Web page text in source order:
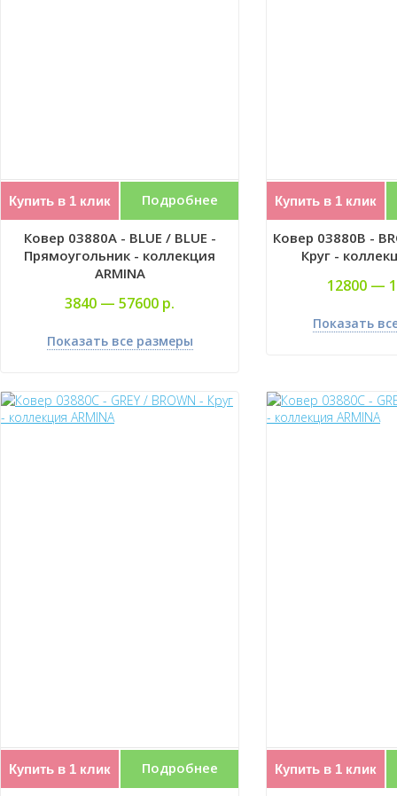
Купить в 1 клик Подробнее
Ковер 03880A - BLUE / BLUE -
Прямоугольник - коллекция
ARMINA
3840 — 57600 р.
Показать все размеры
Купить в 1 клик
Ковер 03880B -
Круг -
12800 —
Показать
Купить в 1 клик Подробнее Купить в 1 клик